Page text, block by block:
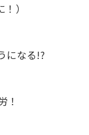
）
になる!?
！